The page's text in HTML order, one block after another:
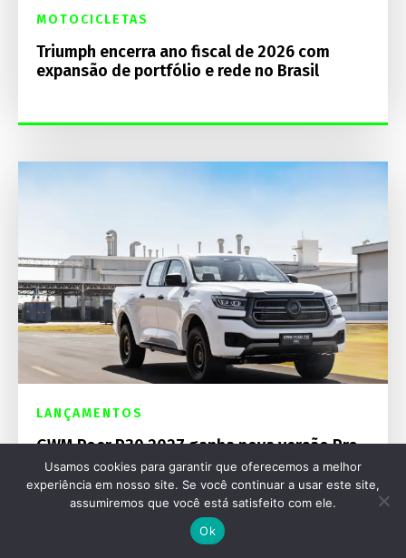
MOTOCICLETAS
Triumph encerra ano fiscal de 2026 com
expansão de portfólio e rede no Brasil
LANÇAMENTOS
GWM Poer P30 2027 ganha nova versão Pro
e mais segurança
Usamos cookies para garantir que oferecemos a melhor
experiência em nosso site. Se você continuar a usar este site,
assumiremos que você está satisfeito com ele.
Ok